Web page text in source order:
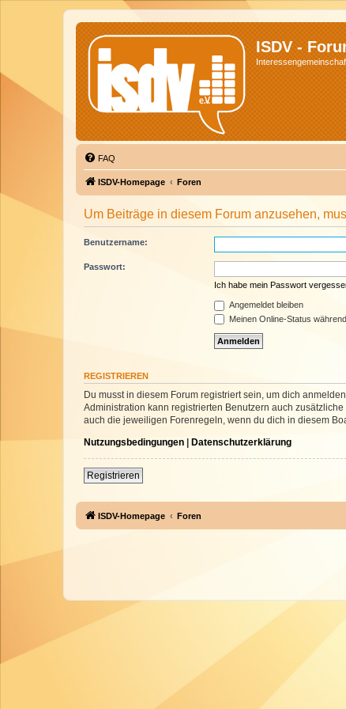
ISDV -
FAQ
ISDV-Homepage Foren
Um Beiträge in diesem Forum anzusehen,
Benutzername:
Passwort:
Ich habe mein Passwort
Angemeldet bleiben
Meinen Online-Status
REGISTRIEREN
Du musst in diesem Forum registriert sein, um dich
Administration kann registrierten Benutzern auch
auch die jeweiligen Forenregeln, wenn du dich in diesem
Nutzungsbedingungen | Datenschutzerklärung
Registrieren
ISDV-Homepage Foren